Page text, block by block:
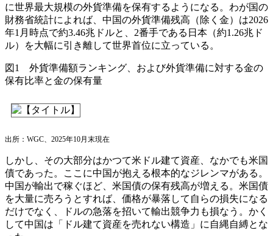
に世界最大規模の外貨準備を保有するようになる。わが国の
財務省統計によれば、中国の外貨準備残高（除く金）は2026
年1月時点で約3.46兆ドルと、2番手である日本（約1.26兆ド
ル）を大幅に引き離して世界首位に立っている。
図1 外貨準備額ランキング、および外貨準備に対する金の
保有比率と金の保有量
出所：WGC、2025年10月末現在
しかし、その大部分はかつて米ドル建て資産、なかでも米国
債であった。ここに中国が抱える根本的なジレンマがある。
中国が輸出で稼ぐほど、米国債の保有残高が増える。米国債
を大量に売ろうとすれば、価格が暴落して自らの損失になる
だけでなく、ドルの急落を招いて輸出競争力も損なう。かく
して中国は「ドル建て資産を売れない構造」に自縄自縛とな